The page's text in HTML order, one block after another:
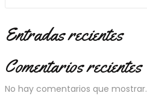
Entradas recientes
Comentarios recientes
No hay comentarios que mostrar.